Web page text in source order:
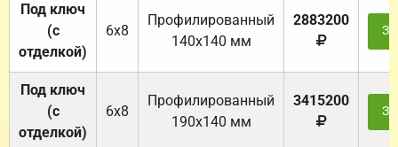
Под ключ
(с
отделкой)
6х8
Профилированный
140х140 мм
2883200
Под ключ
(с
отделкой)
6х8
Профилированный
190х140 мм
3415200